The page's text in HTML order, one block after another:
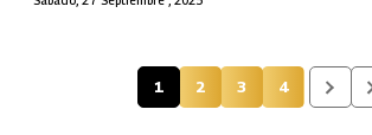
Página actual
1 Página
2 Página
3 Página
4